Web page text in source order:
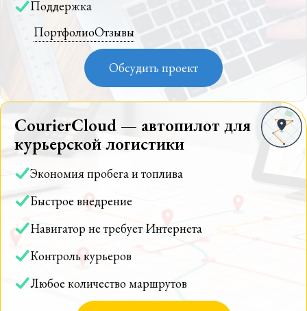
Поддержка
ПортфолиоОтзывы
Обсудить проект
CourierCloud — автопилот для
курьерской логистики
Экономия пробега и топлива
Быстрое внедрение
Навигатор не требует Интернета
Контроль курьеров
Любое количество маршрутов